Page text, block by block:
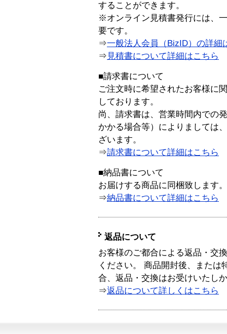
することができます。
※オンライン見積書発行には、
要です。
⇒一般法人会員（BizID）の詳細
⇒ 見積書について詳細はこちら
■請求書について
ご注文時に希望されたお客様に
しております。
尚、請求書は、営業時間内での
かかる場合等）によりましては
ざいます。
⇒請求書について詳細はこちら
■納品書について
お届けする商品に同梱致します。
⇒納品書について詳細はこちら
返品について
お客様のご都合による返品・交
ください。 商品開封後、または
合、返品・交換はお受けいたし
⇒返品について詳しくはこちら